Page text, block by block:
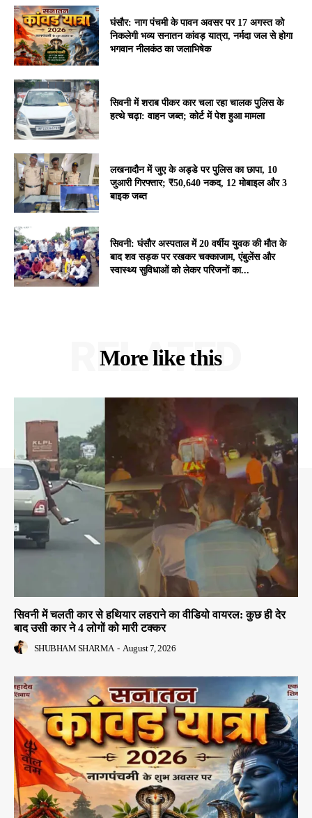
घंसौर: नाग पंचमी के पावन अवसर पर 17 अगस्त को
निकलेगी भव्य सनातन कांवड़ यात्रा, नर्मदा जल से होगा
भगवान नीलकंठ का जलाभिषेक
सिवनी में शराब पीकर कार चला रहा चालक पुलिस के
हत्थे चढ़ा: वाहन जब्त; कोर्ट में पेश हुआ मामला
लखनादौन में जुए के अड्डे पर पुलिस का छापा, 10
जुआरी गिरफ्तार; ₹50,640 नकद, 12 मोबाइल और 3
बाइक जब्त
सिवनी: घंसौर अस्पताल में 20 वर्षीय युवक की मौत के
बाद शव सड़क पर रखकर चक्काजाम, एंबुलेंस और
स्वास्थ्य सुविधाओं को लेकर परिजनों का...
More like this
RELATED
सिवनी में चलती कार से हथियार लहराने का वीडियो वायरल: कुछ ही देर
बाद उसी कार ने 4 लोगों को मारी टक्कर
SHUBHAM SHARMA - August 7, 2026